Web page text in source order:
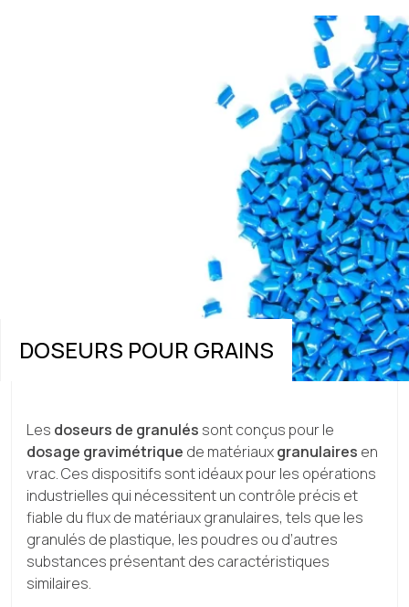
DOSEURS POUR GRAINS
Les doseurs de granulés sont conçus pour le
dosage gravimétrique de matériauxgranulaires en
vrac. Ces dispositifs sont idéaux pour les opérations
industrielles qui nécessitent un contrôle précis et
fiable du flux de matériaux granulaires, tels que les
granulés de plastique, les poudres ou d’autres
substances présentant des caractéristiques
similaires.